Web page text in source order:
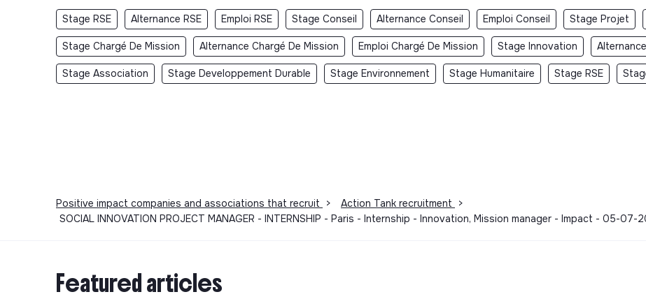
Stage RSE Alternance RSE Emploi RSE Stage Conseil Alternance Conseil Emploi Conseil Stage Projet
Stage Chargé De Mission Alternance Chargé De Mission Emploi Chargé De Mission Stage Innovation
Stage Association Stage Developpement Durable Stage Environnement Stage Humanitaire Stage RSE
Positive impact companies and associations that recruit > Action Tank recruitment
>
SOCIAL INNOVATION PROJECT MANAGER - INTERNSHIP - Paris - Internship - Innovation, Mission manager - Impact - 05-07-
Featured articles